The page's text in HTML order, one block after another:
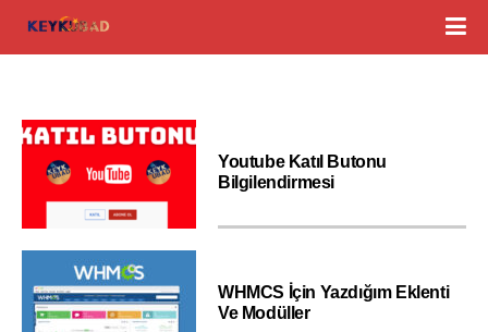
Youtube Katıl Butonu
Bilgilendirmesi
WHMCS İçin Yazdığım Eklenti
Ve Modüller